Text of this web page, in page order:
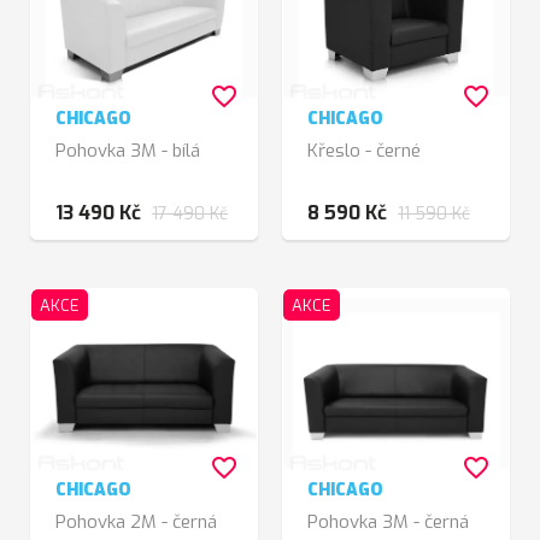
CHICAGO
Pohovka 3M - bílá
13 490 Kč 17 490 Kč
favorite_border
CHICAGO
Křeslo - černé
8 590 Kč 11 590 Kč
favorite_border
AKCE
CHICAGO
Pohovka 2M - černá
favorite_border
AKCE
CHICAGO
Pohovka 3M - černá
favorite_border